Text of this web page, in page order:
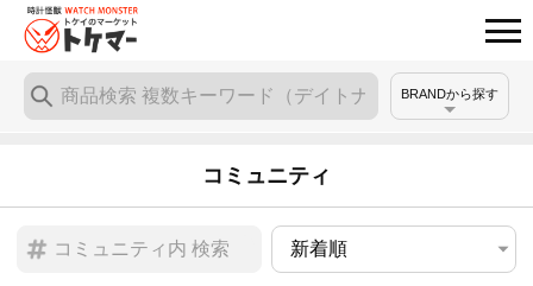
BRANDから探す
コミュニティ